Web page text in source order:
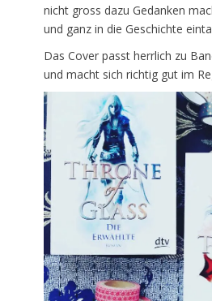
nicht gross dazu Gedanken
und ganz in die Geschichte
Das Cover passt herrlich zu
und macht sich richtig gut im